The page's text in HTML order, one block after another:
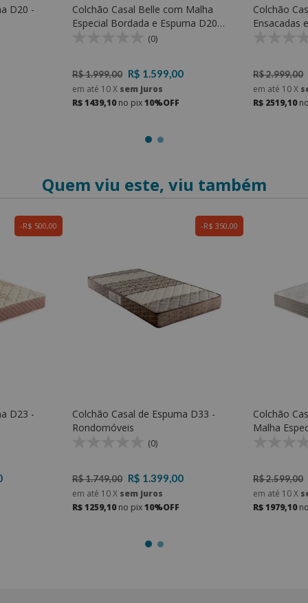
D20 -
Colchão Casal Belle com Malha
Especial Bordada e Espuma D20
(0)
R$ 1.999,00 R$ 1.599,00
em até 10X sem juros
R$ 1439,10no pix10%OFF
Colchão
Ensacadas
R$ 2.999,00
em até 10X
R$ 2519,10
Quem viu este, viu também
R$ 500,00
D23 -
R$ 350,00
Colchão Casal de Espuma D33 -
Rondomóveis
(0)
R$ 1.749,00 R$ 1.399,00
em até 10X sem juros
R$ 1259,10no pix10%OFF
Colchão
Malha
R$ 2.599,00
em até 10X
R$ 1979,10